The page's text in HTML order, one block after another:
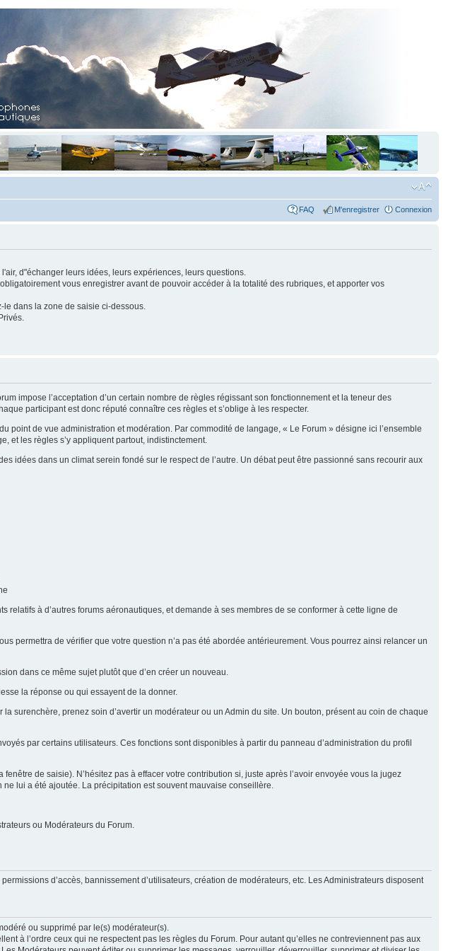
FAQ M'enregistrer Connexion
d"échanger leurs idées, leurs expériences, leurs questions.
vous enregistrer avant de pouvoir accéder à la totalité des rubriques, et apporter vos
le dans la zone de saisie ci-dessous.
impose l’acceptation d’un certain nombre de règles régissant son fonctionnement et la teneur des
participant est donc réputé connaître ces règles et s’oblige à les respecter.
de vue administration et modération. Par commodité de langage, « Le Forum » désigne ici l’ensemble
et les règles s’y appliquent partout, indistinctement.
idées dans un climat serein fondé sur le respect de l’autre. Un débat peut être passionné sans recourir aux
à d’autres forums aéronautiques, et demande à ses membres de se conformer à cette ligne de
permettra de vérifier que votre question n’a pas été abordée antérieurement. Vous pourrez ainsi relancer un
dans ce même sujet plutôt que d’en créer un nouveau.
la réponse ou qui essayent de la donner.
surenchère, prenez soin d’avertir un modérateur ou un Admin du site. Un bouton, présent au coin de chaque
par certains utilisateurs. Ces fonctions sont disponibles à partir du panneau d’administration du profil
de saisie). N’hésitez pas à effacer votre contribution si, juste après l’avoir envoyée vous la jugez
lui a été ajoutée. La précipitation est souvent mauvaise conseillère.
ou Modérateurs du Forum.
d’accès, bannissement d’utilisateurs, création de modérateurs, etc. Les Administrateurs disposent
ou supprimé par le(s) modérateur(s).
à l’ordre ceux qui ne respectent pas les règles du Forum. Pour autant qu’elles ne contreviennent pas aux